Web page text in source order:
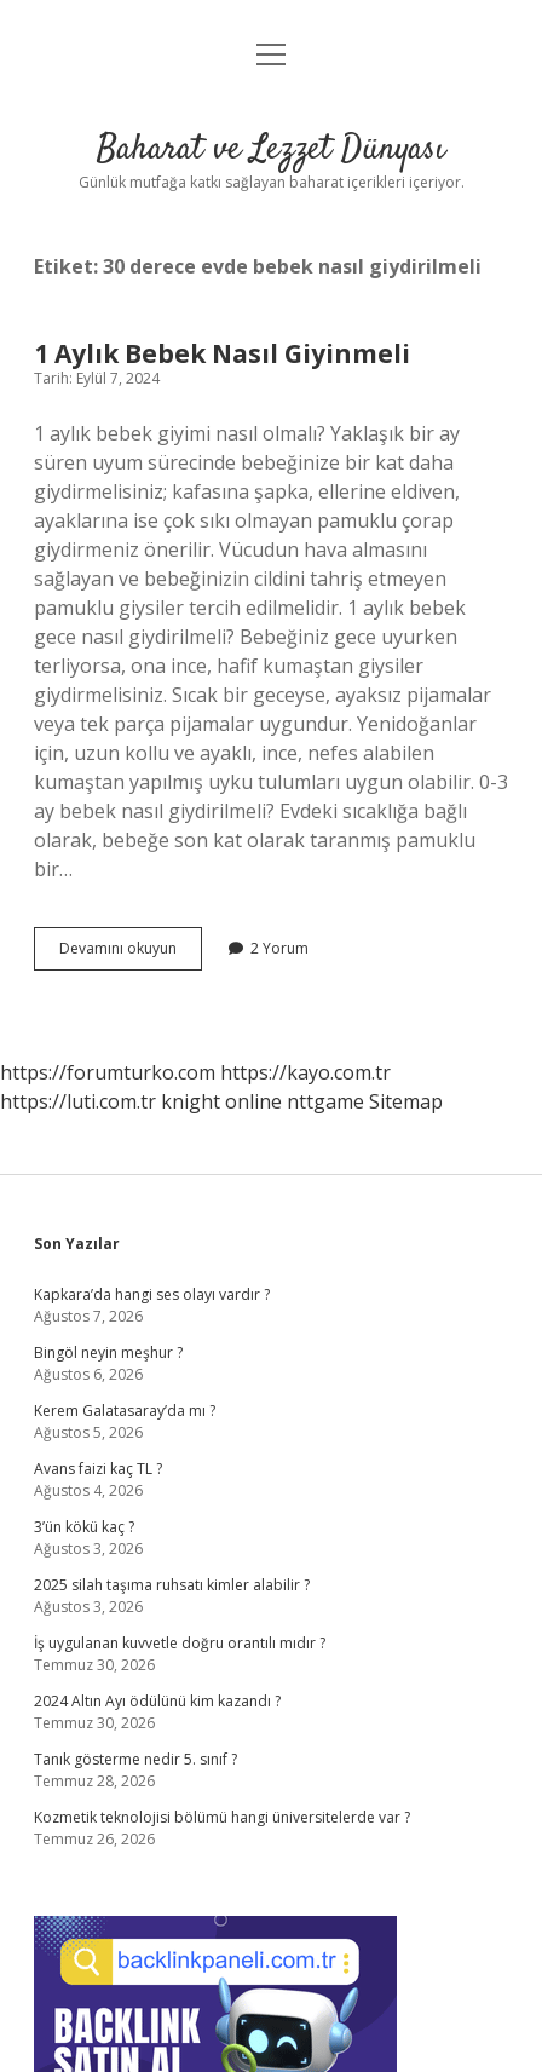
Anasayfa
Yasal Uyarı
menüyü
Baharat ve Lezzet Dünyası
Günlük mutfağa katkı sağlayan baharat içerikleri içeriyor.
Etiket:30 derece evde bebek nasıl giydirilmeli
1 Aylık Bebek Nasıl Giyinmeli
Tarih: Eylül 7, 2024
1 aylık bebek giyimi nasıl olmalı? Yaklaşık bir ay
süren uyum sürecinde bebeğinize bir kat daha
giydirmelisiniz; kafasına şapka, ellerine eldiven,
ayaklarına ise çok sıkı olmayan pamuklu çorap
giydirmeniz önerilir. Vücudun hava almasını
sağlayan ve bebeğinizin cildini tahriş etmeyen
pamuklu giysiler tercih edilmelidir. 1 aylık bebek
gece nasıl giydirilmeli? Bebeğiniz gece uyurken
terliyorsa, ona ince, hafif kumaştan giysiler
giydirmelisiniz. Sıcak bir geceyse, ayaksız pijamalar
veya tek parça pijamalar uygundur. Yenidoğanlar
için, uzun kollu ve ayaklı, ince, nefes alabilen
kumaştan yapılmış uyku tulumları uygun olabilir. 0-3
ay bebek nasıl giydirilmeli? Evdeki sıcaklığa bağlı
olarak, bebeğe son kat olarak taranmış pamuklu
bir…
Devamını okuyun
Aylık
2 Yorum
https://forumturko.com https://kayo.com.tr
https://luti.com.tr knight online nttgame Sitemap
Sidebar
Son Yazılar
Kapkara’da hangi ses olayı vardır ?
Ağustos 7, 2026
Bingöl neyin meşhur ?
Ağustos 6, 2026
Kerem Galatasaray’da mı ?
Ağustos 5, 2026
Avans faizi kaç TL ?
Ağustos 4, 2026
3’ün kökü kaç ?
Ağustos 3, 2026
2025 silah taşıma ruhsatı kimler alabilir ?
Ağustos 3, 2026
İş uygulanan kuvvetle doğru orantılı mıdır ?
Temmuz 30, 2026
2024 Altın Ayı ödülünü kim kazandı ?
Temmuz 30, 2026
Tanık gösterme nedir 5. sınıf ?
Temmuz 28, 2026
Kozmetik teknolojisi bölümü hangi üniversitelerde var ?
Temmuz 26, 2026